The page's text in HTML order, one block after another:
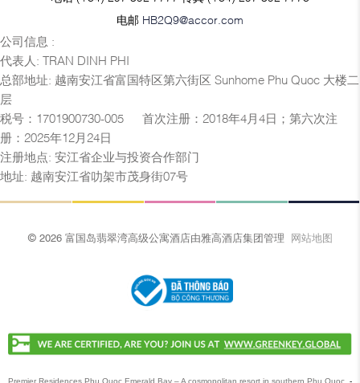
电邮 HB2Q9@accor.com
公司信息 :
代表人: TRAN DINH PHI
总部地址: 越南安江省富国特区第六街区 Sunhome Phu Quoc 大楼二
层
税号：1701900730-005 — 首次注册：2018年4月4日；第六次注
册：2025年12月24日
注册地点: 安江省企业与投资合作部门
地址: 越南安江省叻架市茂身街07号
© 2026 富国岛翡翠湾高级公寓酒店由雅高酒店集团管理 网站地图
Premier Residences Phu Quoc Emerald Bay – A cosmopolitan resort in southern Phu Quoc. -